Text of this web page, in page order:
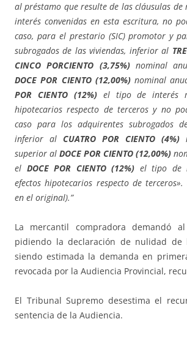
al préstamo que resulte de las cláusulas
interés convenidas en esta escritura, no
caso, para el prestario (SIC) promotor y
subrogados de las viviendas, inferior al
CINCO PORCIENTO (3,75%) nominal
DOCE POR CIENTO (12,00%) nominal
POR CIENTO (12%) el tipo de interés
hipotecarios respecto de terceros y no
caso para los adquirentes subrogados
inferior al CUATRO POR CIENTO (4%)
superior al DOCE POR CIENTO (12,00%)
el DOCE POR CIENTO (12%) el tipo de
efectos hipotecarios respecto de
en el original).”
La mercantil compradora demandó
pidiendo la declaración de nulidad de
siendo estimada la demanda en
revocada por la Audiencia Provincial,
El Tribunal Supremo desestima el
sentencia de la Audiencia.